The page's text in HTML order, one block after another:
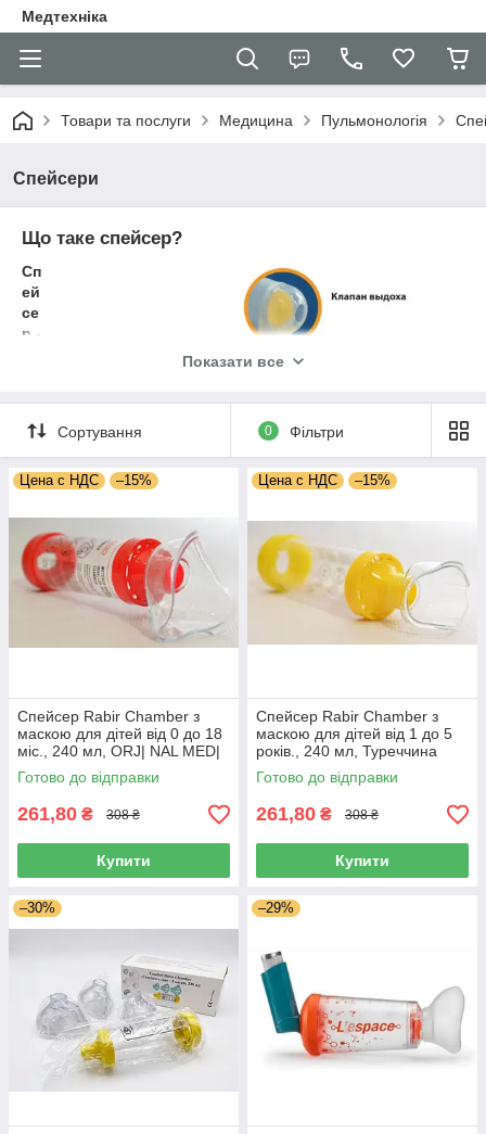
Медтехніка
Товари та послуги Медицина Пульмонологія
Спейсери
Що таке спейсер?
Сп
ей
се
р -
ни
й
пр
рій
дл
я
інг
яцій, камера, яка служить проміжним резервуаром для
аерозолю ліки. Ліки з балончика інгалятора надходить в
максимальної ефективності і безпеки при застосуванні
дозованих аерозольних інгаляторів. Особливо велика роль
спейсера у тому випадку, коли мова йде про інгаляційних
гормональних препаратах. Якщо ж призначений ліки – не
Показати все
Сортування 0 Фільтри
Цена с НДС –15%
Спейсер Rabir Chamber з
маскою для дітей від 0 до 18
міс., 240 мл, ORJ| NAL MED|
KAL, Туреччина
Готово до відправки
261,80 ₴ 308 ₴
Купити
Цена с НДС –15%
Спейсер Rabir Chamber з
маскою для дітей від 1 до 5
років., 240 мл, Туреччина
Готово до відправки
261,80 ₴ 308 ₴
Купити
–30% –29%